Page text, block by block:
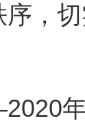
序，
年6